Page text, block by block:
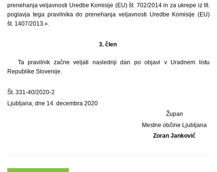
prenehanja veljavnosti Uredbe Komisije (EU) št. 702/2014 in za ukrepe iz III.
poglavja tega pravilnika do prenehanja veljavnosti Uredbe Komisije (EU)
št. 1407/2013.«.
3. člen
Ta pravilnik začne veljati naslednji dan po objavi v Uradnem listu
Republike Slovenije.
Št. 331-40/2020-2
Ljubljana, dne 14. decembra 2020
Župan
Mestne občine Ljubljana
Zoran Janković